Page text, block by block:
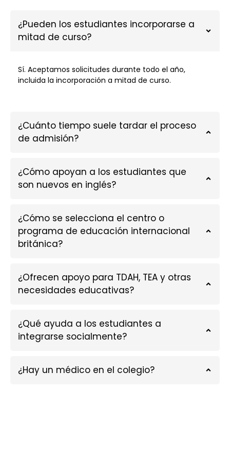
¿Pueden los estudiantes incorporarse a
mitad de curso?
Sí. Aceptamos solicitudes durante todo el año,
incluida la incorporación a mitad de curso.
¿Cuánto tiempo suele tardar el proceso
de admisión?
¿Cómo apoyan a los estudiantes que
son nuevos en inglés?
¿Cómo se selecciona el centro o
programa de educación internacional
británica?
¿Ofrecen apoyo para TDAH, TEA y otras
necesidades educativas?
¿Qué ayuda a los estudiantes a
integrarse socialmente?
¿Hay un médico en el colegio?